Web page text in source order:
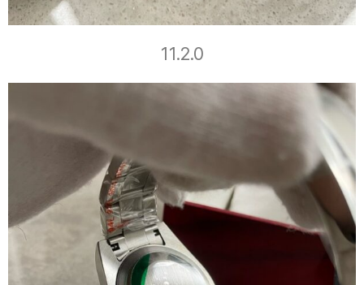
11.2.0